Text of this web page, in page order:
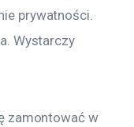
prywatności.
Wystarczy
zamontować w